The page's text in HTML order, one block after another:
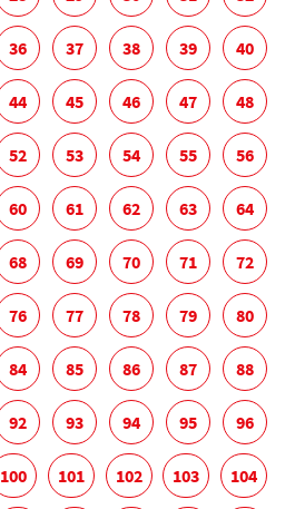
36 37 38 39 40
44 45 46 47 48
52 53 54 55 56
60 61 62 63 64
68 69 70 71 72
76 77 78 79 80
84 85 86 87 88
92 93 94 95 96
100 101 102 103 104